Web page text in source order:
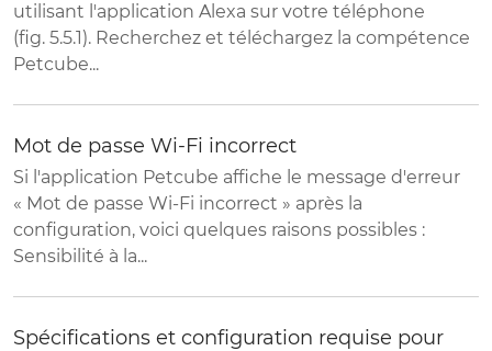
utilisant l'application Alexa sur votre téléphone
(fig. 5.5.1). Recherchez et téléchargez la compétence
Petcube...
Mot de passe Wi-Fi incorrect
Si l'application Petcube affiche le message d'erreur
« Mot de passe Wi-Fi incorrect » après la
configuration, voici quelques raisons possibles :
Sensibilité à la...
Spécifications et configuration requise pour